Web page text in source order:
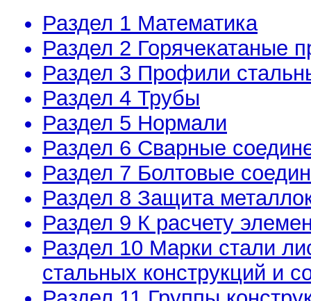
Раздел 1 Математика
Раздел 2 Горячекатаные
Раздел 3 Профили
Раздел 4 Трубы
Раздел 5 Нормали
Раздел 6 Сварные
Раздел 7 Болтовые
Раздел 8 Защита
Раздел 9 К расчету
Раздел 10 Марки стали
стальных конструкций и